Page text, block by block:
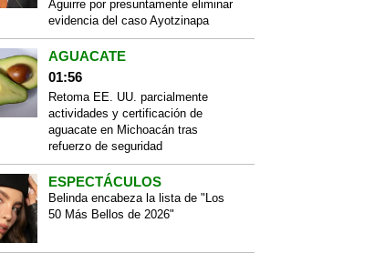
Aguirre por presuntamente eliminar
evidencia del caso Ayotzinapa
AGUACATE
01:56
Retoma EE. UU. parcialmente
actividades y certificación de
aguacate en Michoacán tras
refuerzo de seguridad
ESPECTÁCULOS
Belinda encabeza la lista de "Los
50 Más Bellos de 2026"